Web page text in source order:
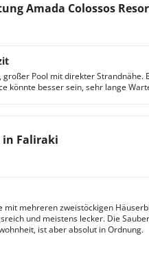
Amada Colossos
Pool mit direkter Strandnähe.
könnte besser sein, sehr lange
Faliraki
mit mehreren zweistöckigen
und meistens lecker. Die
ist aber absolut in Ordnung.